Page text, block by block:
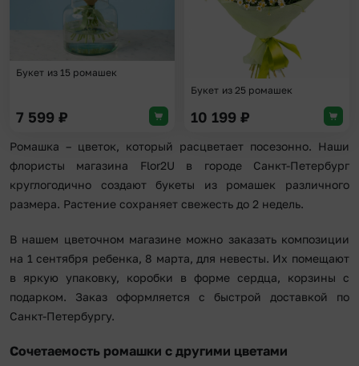
Букет из 15 ромашек
7 599 ₽
Букет из 25 ромашек
10 199 ₽
Ромашка – цветок, который расцветает посезонно. Наши
флористы магазина Flor2U в городе Санкт-Петербург
круглогодично создают букеты из ромашек различного
размера. Растение сохраняет свежесть до 2 недель.
В нашем цветочном магазине можно заказать композиции
на 1 сентября ребенка, 8 марта, для невесты. Их помещают
в яркую упаковку, коробки в форме сердца, корзины с
подарком. Заказ оформляется с быстрой доставкой по
Санкт-Петербургу.
Сочетаемость ромашки с другими цветами